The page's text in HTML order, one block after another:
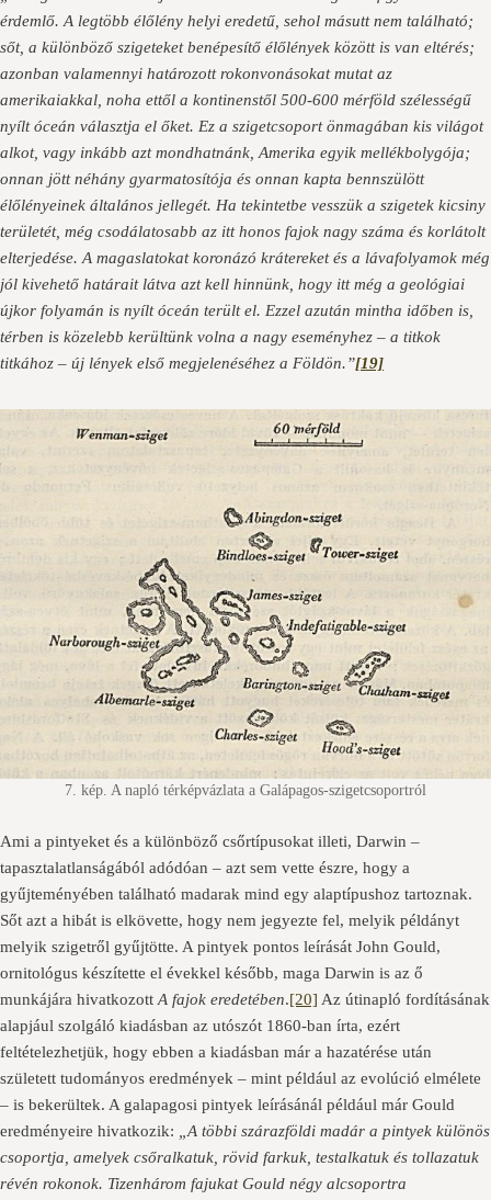
érdemlő. A legtöbb élőlény helyi eredetű, sehol másutt nem található;
sőt, a különböző szigeteket benépesítő élőlények között is van eltérés;
azonban valamennyi határozott rokonvonásokat mutat az
amerikaiakkal, noha ettől a kontinenstől 500-600 mérföld szélességű
nyílt óceán választja el őket. Ez a szigetcsoport önmagában kis világot
alkot, vagy inkább azt mondhatnánk, Amerika egyik mellékbolygója;
onnan jött néhány gyarmatosítója és onnan kapta bennszülött
élőlényeinek általános jellegét. Ha tekintetbe vesszük a szigetek kicsiny
területét, még csodálatosabb az itt honos fajok nagy száma és korlátolt
elterjedése. A magaslatokat koronázó krátereket és a lávafolyamok még
jól kivehető határait látva azt kell hinnünk, hogy itt még a geológiai
újkor folyamán is nyílt óceán terült el. Ezzel azután mintha időben is,
térben is közelebb kerültünk volna a nagy eseményhez – a titkok
titkához – új lények első megjelenéséhez a Földön.”[19]
7. kép. A napló térképvázlata a Galápagos-szigetcsoportról
Ami a pintyeket és a különböző csőrtípusokat illeti, Darwin –
tapasztalatlanságából adódóan – azt sem vette észre, hogy a
gyűjteményében található madarak mind egy alaptípushoz tartoznak.
Sőt azt a hibát is elkövette, hogy nem jegyezte fel, melyik példányt
melyik szigetről gyűjtötte. A pintyek pontos leírását John Gould,
ornitológus készítette el évekkel később, maga Darwin is az ő
munkájára hivatkozott A fajok eredetében.[20] Az útinapló fordításának
alapjául szolgáló kiadásban az utószót 1860-ban írta, ezért
feltételezhetjük, hogy ebben a kiadásban már a hazatérése után
született tudományos eredmények – mint például az evolúció elmélete
– is bekerültek. A galapagosi pintyek leírásánál például már Gould
eredményeire hivatkozik:
„A többi szárazföldi madár a pintyek különös
csoportja, amelyek csőralkatuk, rövid farkuk, testalkatuk és tollazatuk
révén rokonok. Tizenhárom fajukat Gould négy alcsoportra